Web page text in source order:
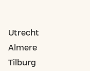
Utrecht
Almere
Tilburg